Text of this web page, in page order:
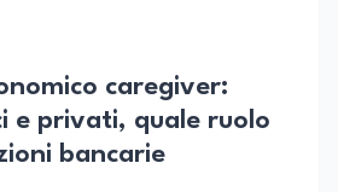
caregiver:
e privati, quale ruolo
bancarie